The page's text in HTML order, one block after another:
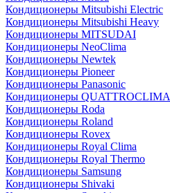
Кондиционеры Mitsubishi Electric
Кондиционеры Mitsubishi Heavy
Кондиционеры MITSUDAI
Кондиционеры NeoClima
Кондиционеры Newtek
Кондиционеры Pioneer
Кондиционеры Panasonic
Кондиционеры QUATTROCLIMA
Кондиционеры Roda
Кондиционеры Roland
Кондиционеры Rovex
Кондиционеры Royal Clima
Кондиционеры Royal Thermo
Кондиционеры Samsung
Кондиционеры Shivaki